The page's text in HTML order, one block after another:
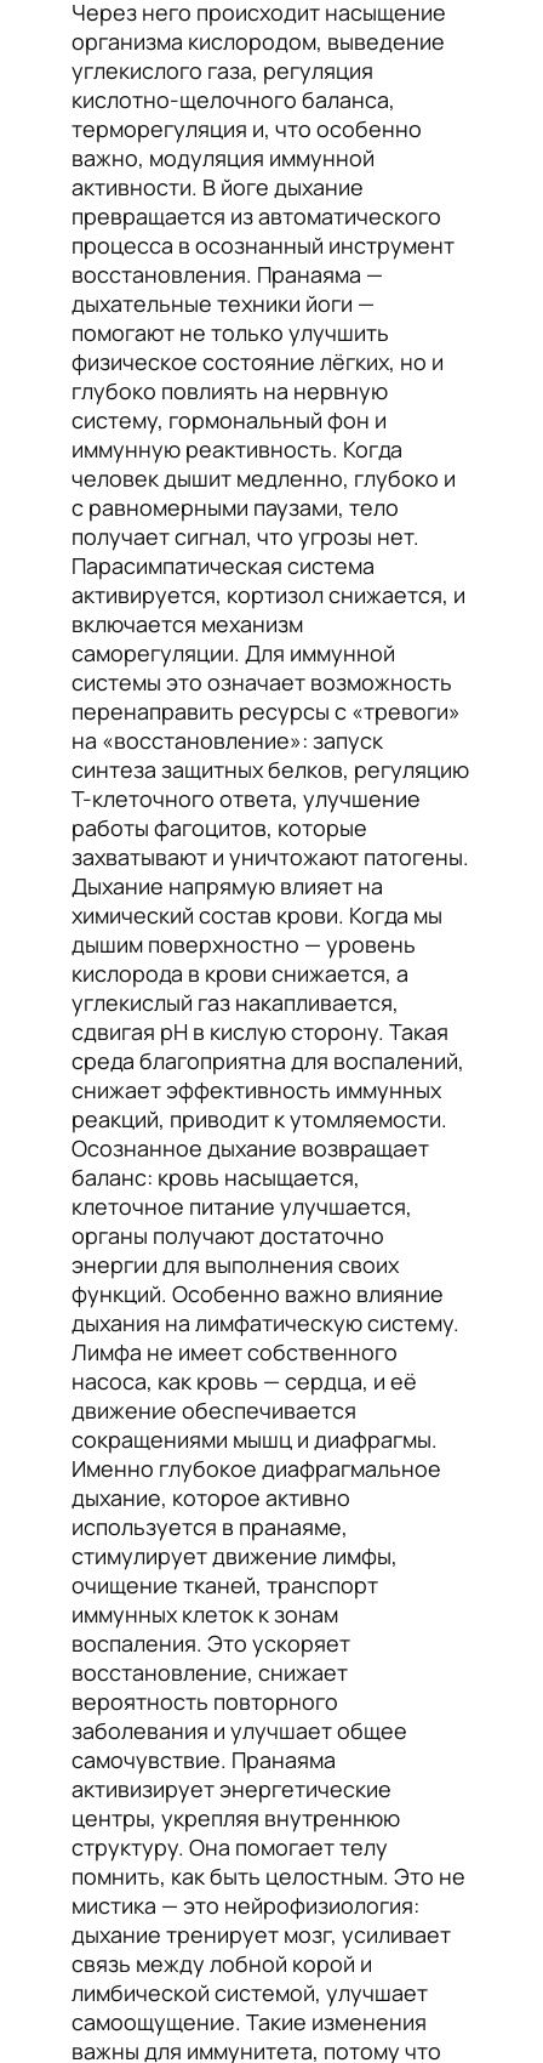
Через него происходит насыщение
организма кислородом, выведение
углекислого газа, регуляция
кислотно-щелочного баланса,
терморегуляция и, что особенно
важно, модуляция иммунной
активности. В йоге дыхание
превращается из автоматического
процесса в осознанный инструмент
восстановления. Пранаяма —
дыхательные техники йоги —
помогают не только улучшить
физическое состояние лёгких, но и
глубоко повлиять на нервную
систему, гормональный фон и
иммунную реактивность. Когда
человек дышит медленно, глубоко и
с равномерными паузами, тело
получает сигнал, что угрозы нет.
Парасимпатическая система
активируется, кортизол снижается, и
включается механизм
саморегуляции. Для иммунной
системы это означает возможность
перенаправить ресурсы с «тревоги»
на «восстановление»: запуск
синтеза защитных белков, регуляцию
Т-клеточного ответа, улучшение
работы фагоцитов, которые
захватывают и уничтожают патогены.
Дыхание напрямую влияет на
химический состав крови. Когда мы
дышим поверхностно — уровень
кислорода в крови снижается, а
углекислый газ накапливается,
сдвигая рН в кислую сторону. Такая
среда благоприятна для воспалений,
снижает эффективность иммунных
реакций, приводит к утомляемости.
Осознанное дыхание возвращает
баланс: кровь насыщается,
клеточное питание улучшается,
органы получают достаточно
энергии для выполнения своих
функций. Особенно важно влияние
дыхания на лимфатическую систему.
Лимфа не имеет собственного
насоса, как кровь — сердца, и её
движение обеспечивается
сокращениями мышц и диафрагмы.
Именно глубокое диафрагмальное
дыхание, которое активно
используется в пранаяме,
стимулирует движение лимфы,
очищение тканей, транспорт
иммунных клеток к зонам
воспаления. Это ускоряет
восстановление, снижает
вероятность повторного
заболевания и улучшает общее
самочувствие. Пранаяма
активизирует энергетические
центры, укрепляя внутреннюю
структуру. Она помогает телу
помнить, как быть целостным. Это не
мистика — это нейрофизиология:
дыхание тренирует мозг, усиливает
связь между лобной корой и
лимбической системой, улучшает
самоощущение. Такие изменения
важны для иммунитета, потому что